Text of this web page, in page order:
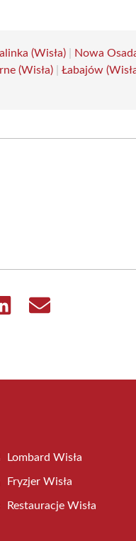
(Wisła) Nowa
(Wisła) |Łabajów
Share
Share
Lombard Wisła
Fryzjer Wisła
Restauracje Wisła